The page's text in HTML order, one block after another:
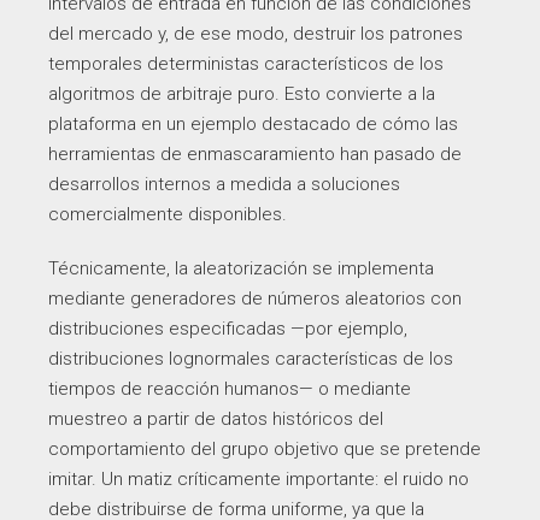
del mercado y, de ese modo, destruir los patrones
temporales deterministas característicos de los
algoritmos de arbitraje puro. Esto convierte a la
plataforma en un ejemplo destacado de cómo las
herramientas de enmascaramiento han pasado de
desarrollos internos a medida a soluciones
comercialmente disponibles.
Técnicamente, la aleatorización se implementa
mediante generadores de números aleatorios con
distribuciones especificadas —por ejemplo,
distribuciones lognormales características de los
tiempos de reacción humanos— o mediante
muestreo a partir de datos históricos del
comportamiento del grupo objetivo que se pretende
imitar. Un matiz críticamente importante: el ruido no
debe distribuirse de forma uniforme, ya que la